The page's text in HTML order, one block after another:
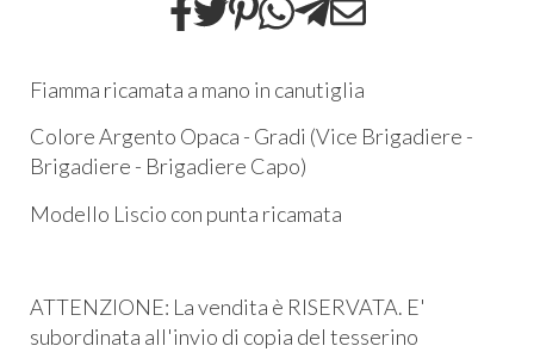
Fiamma ricamata a mano in canutiglia
Colore Argento Opaca - Gradi (Vice Brigadiere -
Brigadiere - Brigadiere Capo)
Modello Liscio con punta ricamata
ATTENZIONE: La vendita è RISERVATA. E'
subordinata all'invio di copia del tesserino